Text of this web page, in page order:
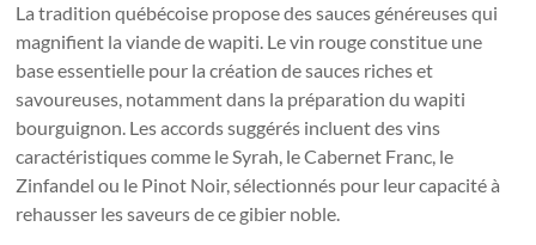
La tradition québécoise propose des sauces généreuses qui
magnifient la viande de wapiti. Le vin rouge constitue une
base essentielle pour la création de sauces riches et
savoureuses, notamment dans la préparation du wapiti
bourguignon. Les accords suggérés incluent des vins
caractéristiques comme le Syrah, le Cabernet Franc, le
Zinfandel ou le Pinot Noir, sélectionnés pour leur capacité à
rehausser les saveurs de ce gibier noble.